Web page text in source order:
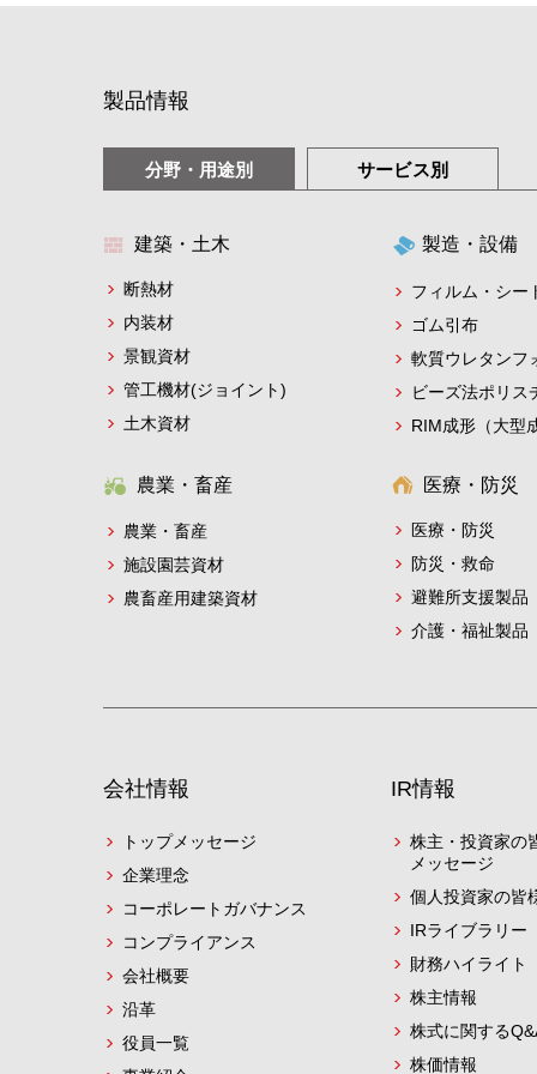
製品情報
分野・用途別 サービス別
建築・土木
断熱材
内装材
景観資材
管工機材(ジョイント)
土木資材
製造・設備
フィルム・シー
ゴム引布
軟質ウレタンフ
ビーズ法ポリス
RIM成形（大型
農業・畜産
農業・畜産
施設園芸資材
農畜産用建築資材
医療・防災
医療・防災
防災・救命
避難所支援製品
介護・福祉製品
会社情報
トップメッセージ
企業理念
コーポレートガバナンス
コンプライアンス
会社概要
沿革
役員一覧
IR情報
株主・投資家の
メッセージ
個人投資家の皆
IRライブラリー
財務ハイライト
株主情報
株式に関する
株価情報